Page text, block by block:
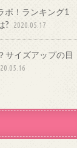
ボ！ランキング1
?
2020.05.17
サイズアップの目